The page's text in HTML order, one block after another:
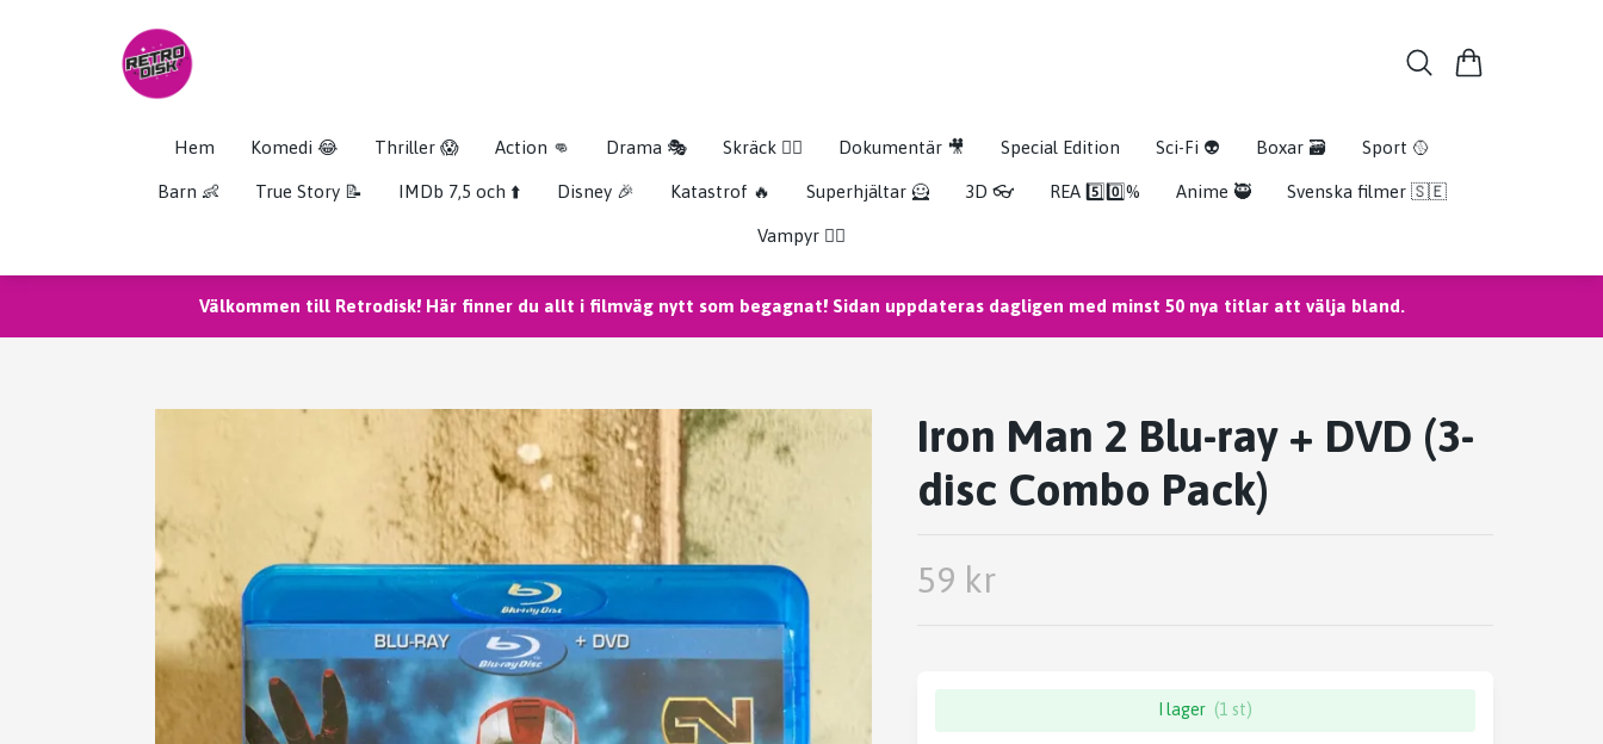
Hem Komedi 😂 Thriller 😱 Action 👊 Drama 🎭 Skräck 🧟‍♂️ Dokumentär 🎥 Special Edition Sci-Fi 👽 Boxar 🗃️ Sport 🥎
Barn 👶 True Story 📝 IMDb 7,5 och ⬆️ Disney 🎉 Katastrof 🔥 Superhjältar 🦸 3D 👓 REA 5️⃣0️⃣% Anime 🥷 Svenska filmer 🇸🇪
Vampyr 🧛‍♀️
Välkommen till Retrodisk! Här finner du allt i filmväg nytt som begagnat! Sidan uppdateras dagligen med minst 50 nya titlar att välja bland.
Iron Man 2 Blu-ray + DVD (3-
disc Combo Pack)
59 kr
I lager (1 st)